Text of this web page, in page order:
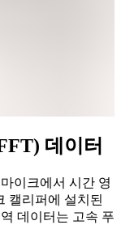
데이터
이크에서 시간 영
캘리퍼에 설치된
데이터는 고속 푸